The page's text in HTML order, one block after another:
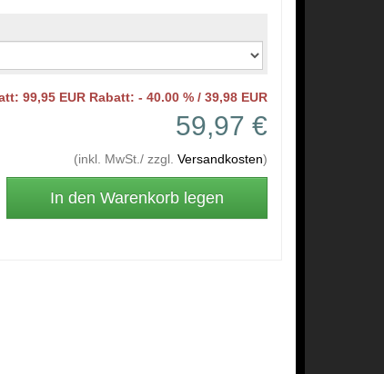
99,95 EUR Rabatt: - 40.00 % / 39,98 EUR
59,97 €
(inkl. MwSt./ zzgl. Versandkosten)